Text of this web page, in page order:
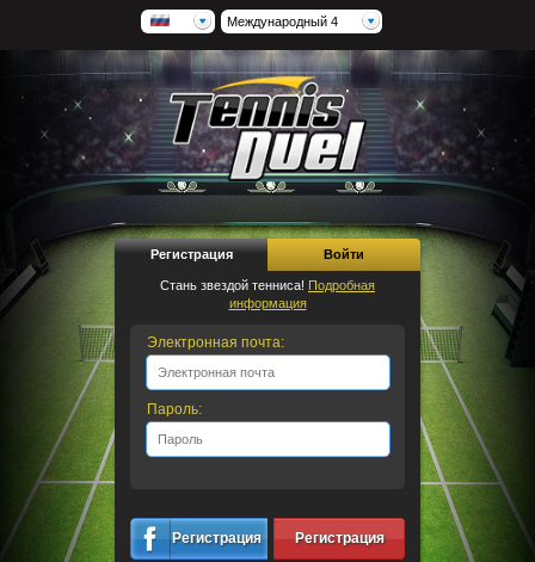
Международный 4
Регистрация Войти
Стань звездой тенниса! Подробная
информация
Электронная почта:
Пароль:
Регистрация Регистрация